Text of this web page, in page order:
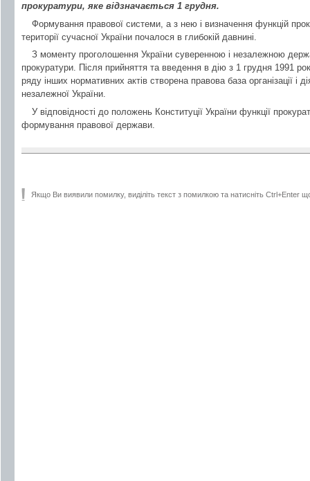
прокуратури, яке відзначається 1 грудня.
Формування правової системи, а з нею і визначення функцій
території сучасної України почалося в глибокій давнині.
З моменту проголошення України суверенною і незалежною
прокуратури. Після прийняття та введення в дію з 1 грудня 1991
ряду інших нормативних актів створена правова база організації і
незалежної України.
У відповідності до положень Конституції України функції
формування правової держави.
Якщо Ви виявили помилку, виділіть текст з помилкою та натисніть Ctrl+Enter